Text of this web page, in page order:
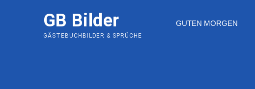
GB Bilder
GÄSTEBUCHBILDER & SPRÜCHE
GUTEN MORGEN